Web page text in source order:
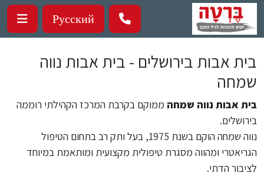
דילוג לתוכן העיקרי
Русский
בית אבות בירושלים - בית אבות נווה
שמחה
בית אבות נווה שמחה ממוקם בקרבת המרכז הקהילתי רוממה
בירושלים.
נווה שמחה הוקם בשנת 1975, בעל ותק רב בתחום הטיפול
הגריאטרי ומהווה מסגרת טיפולית מקצועית ומותאמת במיוחד
לציבור הדתי.